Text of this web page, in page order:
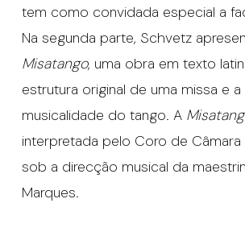
tem como convidada especial a
Na segunda parte, Schvetz
Misatango, uma obra em texto
estrutura original de uma missa e a
musicalidade do tango. A
interpretada pelo Coro de Câmara
sob a direcção musical da
Marques.